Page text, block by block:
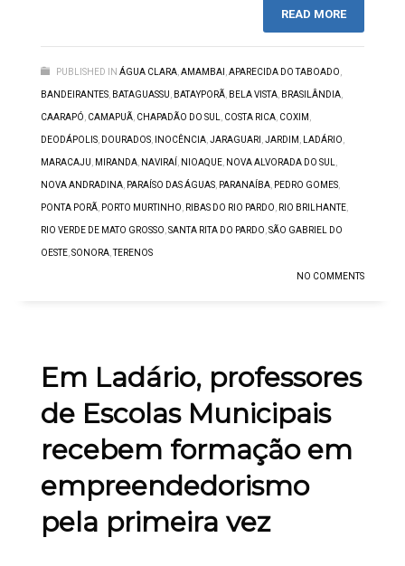
READ MORE
PUBLISHED IN ÁGUA CLARA AMAMBAI APARECIDA DO TABOADO
BANDEIRANTES BATAGUASSU BATAYPORÃ BELA VISTA BRASILÂNDIA
CAARAPÓ CAMAPUÃ CHAPADÃO DO SUL COSTA RICA COXIM
DEODÁPOLIS DOURADOS INOCÊNCIA JARAGUARI JARDIM LADÁRIO
MARACAJU MIRANDA NAVIRAÍ NIOAQUE NOVA ALVORADA DO SUL
NOVA ANDRADINA PARAÍSO DAS ÁGUAS PARANAÍBA PEDRO GOMES
PONTA PORÃ PORTO MURTINHO RIBAS DO RIO PARDO RIO BRILHANTE
RIO VERDE DE MATO GROSSO SANTA RITA DO PARDO SÃO GABRIEL DO
OESTE SONORA ,TERENOS
NO COMMENTS
Em Ladário, professores
de Escolas Municipais
recebem formação em
empreendedorismo
pela primeira vez